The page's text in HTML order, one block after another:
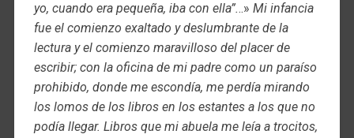
yo, cuando era pequeña, iba con ella”...» Mi infancia
fue el comienzo exaltado y deslumbrante de la
lectura y el comienzo maravilloso del placer de
escribir; con la oficina de mi padre como un paraíso
prohibido, donde me escondía, me perdía mirando
los lomos de los libros en los estantes a los que no
podía llegar. Libros que mi abuela me leía a trocitos,